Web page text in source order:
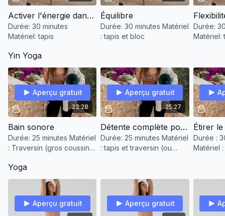
Activer l'énergie dans le corps
Durée: 30 minutes
Matériel: tapis
Équilibre
Durée: 30 minutes Matériel
: tapis et bloc
Durée:
Matériel:
Yin Yoga
23:28
Aperçu gratuit
Bain sonore
Durée: 25 minutes Matériel
: Traversin (gros coussin
sangle
25:27
Aperçu gratuit
Détente complète pour bien dormir
Durée: 25 minutes Matériel
: tapis et traversin (ou
dodo!
Durée :
Matériel
sangle
Yoga
Aperçu gratuit Aperçu gratuit